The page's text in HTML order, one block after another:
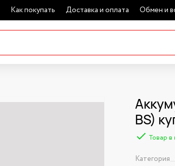
Как покупать Доставка и оплата Обмен и
BS)
Товар в
Категория